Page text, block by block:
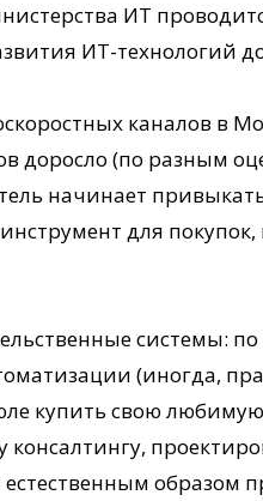
ИТ
ИТ-технологий
каналов в
доросло (по разным
начинает
для
системы:
(иногда,
купить свою
консалтингу,
образом